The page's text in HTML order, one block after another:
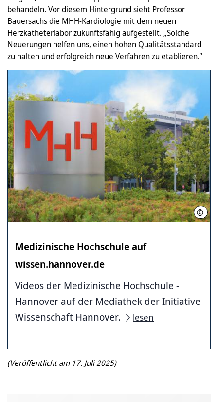
behandeln. Vor diesem Hintergrund sieht Professor
Bauersachs die MHH-Kardiologie mit dem neuen
Herzkatheterlabor zukunftsfähig aufgestellt. „Solche
Neuerungen helfen uns, einen hohen Qualitätsstandard
zu halten und erfolgreich neue Verfahren zu etablieren.“
©
Medizinische ­Hochschule ­auf
wissen.hannover.de
Videos der Medizinische ­Hochschule ­
Hannover auf der Mediathek der Initiative
Wissenschaft Hannover.
lesen
(Veröffentlicht am 17. Juli 2025)